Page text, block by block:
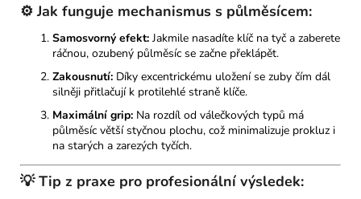
⚙️ Jak funguje mechanismus s půlměsícem:
Samosvorný efekt: Jakmile nasadíte klíč na tyč a zaberete
ráčnou, ozubený půlměsíc se začne překlápět.
Zakousnutí: Díky excentrickému uložení se zuby čím dál
silněji přitlačují k protilehlé straně klíče.
Maximální grip: Na rozdíl od válečkových typů má
půlměsíc větší styčnou plochu, což minimalizuje prokluz i
na starých a zarezých tyčích.
💡 Tip z praxe pro profesionální výsledek: